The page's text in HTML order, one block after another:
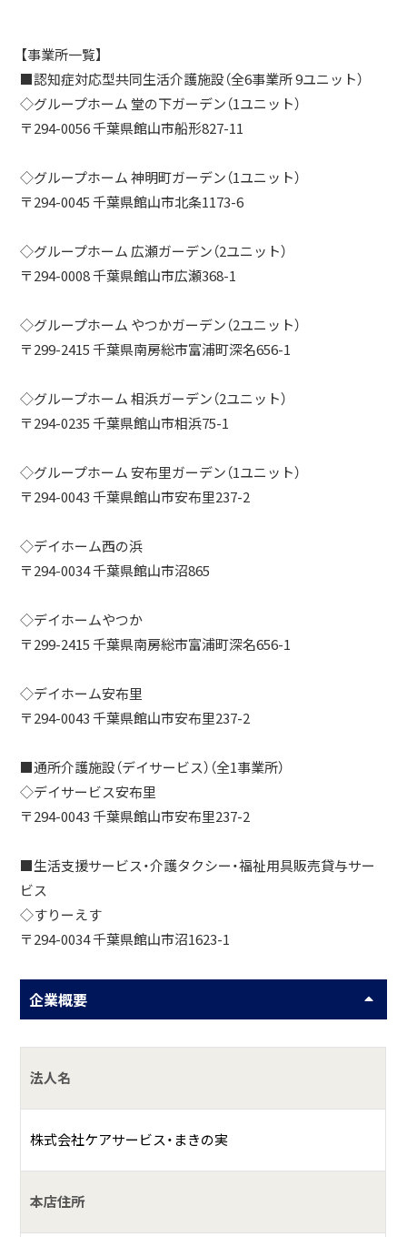
【事業所一覧】
■認知症対応型共同生活介護施設（全6事業所 9ユニット）
◇グループホーム 堂の下ガーデン（1ユニット）
〒294-0056 千葉県館山市船形827-11
◇グループホーム 神明町ガーデン（1ユニット）
〒294-0045 千葉県館山市北条1173-6
◇グループホーム 広瀬ガーデン（2ユニット）
〒294-0008 千葉県館山市広瀬368-1
◇グループホーム やつかガーデン（2ユニット）
〒299-2415 千葉県南房総市富浦町深名656-1
◇グループホーム 相浜ガーデン（2ユニット）
〒294-0235 千葉県館山市相浜75-1
◇グループホーム 安布里ガーデン（1ユニット）
〒294-0043 千葉県館山市安布里237-2
◇デイホーム西の浜
〒294-0034 千葉県館山市沼865
◇デイホームやつか
〒299-2415 千葉県南房総市富浦町深名656-1
◇デイホーム安布里
〒294-0043 千葉県館山市安布里237-2
■通所介護施設（デイサービス）（全1事業所）
◇デイサービス安布里
〒294-0043 千葉県館山市安布里237-2
■生活支援サービス・介護タクシー・福祉用具販売貸与サー
ビス
◇すりーえす
〒294-0034 千葉県館山市沼1623-1
企業概要
法人名
株式会社ケアサービス・まきの実
本店住所